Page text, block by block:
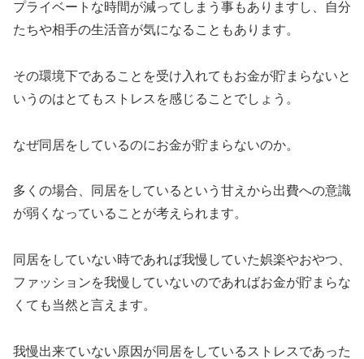
プライベートな時間が減ってしまう事もありますし、自分
たちや相手の生活音が気になることもあります。
その環境下であることを受け入れてもお金が貯まらないと
いうのはとてもストレスを感じることでしょう。
なぜ同居をしているのにお金が貯まらないのか。
多くの場合、同居をしているという甘えから出費への意識
が弱くなっていることが考えられます。
同居をしていない時であれば我慢していた娯楽やおやつ、
ファッションを我慢していないのであればお金が貯まらな
くても当然と言えます。
我慢出来ていない原因が同居をしているストレスであった